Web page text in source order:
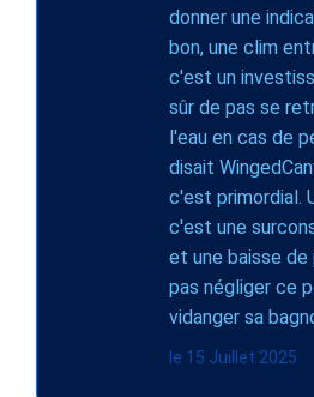
donner une
bon, une clim
c'est un
sûr de pas se
l'eau en cas de
disait
c'est primordial.
c'est une
et une baisse
pas négliger ce
vidanger sa
le 15 Juillet 2025